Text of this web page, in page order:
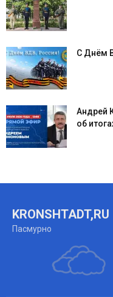
С Днём
Андрей
об
KRONSHTADT,RU
Пасмурно